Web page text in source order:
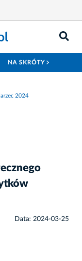
NA SKRÓTY
2024
Data: 2024-03-25